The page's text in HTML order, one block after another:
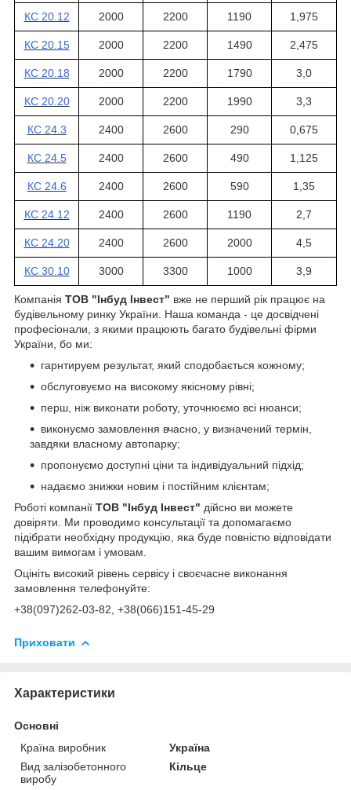
КС 20.12 2000 2200 1190 1,975
КС 20.15 2000 2200 1490 2,475
КС 20.18 2000 2200 1790 3,0
КС 20.20 2000 2200 1990 3,3
КС 24.3 2400 2600 290 0,675
КС 24.5 2400 2600 490 1,125
КС 24.6 2400 2600 590 1,35
КС 24.12 2400 2600 1190 2,7
КС 24.20 2400 2600 2000 4,5
КС 30.10 3000 3300 1000 3,9
Компанія ТОВ "Інбуд Інвест" вже не перший рік працює на
будівельному ринку України. Наша команда - це досвідчені
професіонали, з якими працюють багато будівельні фірми
України, бо ми:
гарнтируем результат, який сподобається кожному;
обслуговуємо на високому якісному рівні;
перш, ніж виконати роботу, уточнюємо всі нюанси;
виконуємо замовлення вчасно, у визначений термін,
завдяки власному автопарку;
пропонуємо доступні ціни та індивідуальний підхід;
надаємо знижки новим і постійним клієнтам;
Роботі компанії ТОВ "Інбуд Інвест" дійсно ви можете
довіряти. Ми проводимо консультації та допомагаємо
підібрати необхідну продукцію, яка буде повністю відповідати
вашим вимогам і умовам.
Оцініть високий рівень сервісу і своєчасне виконання
замовлення телефонуйте:
+38(097)262-03-82 , +38(066)151-45-29
Приховати
Характеристики
Основні
Країна виробник
Україна
Вид залізобетонного
виробу
Кільце